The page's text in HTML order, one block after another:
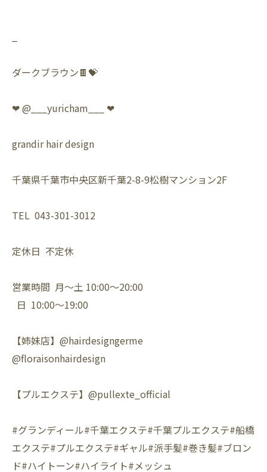
ダークブラウン🍫💝
❤︎ @___yuricham___ ❤︎
grandir hair design
千葉県千葉市中央区新千葉2-8-9松樹マンション2F
TEL 043-301-3012
定休日 不定休
営業時間 月〜土 10:00〜20:00
日 10:00〜19:00
【姉妹店】@hairdesigngerme
@floraisonhairdesign
【プルエクステ】@pullexte_official
#グランディール#千葉エクステ#千葉プルエクステ#船橋
エクステ#プルエクステ#ギャル#派手髪#巻き髪#ブロン
ド#ハイトーン#ハイライト#メッシュ